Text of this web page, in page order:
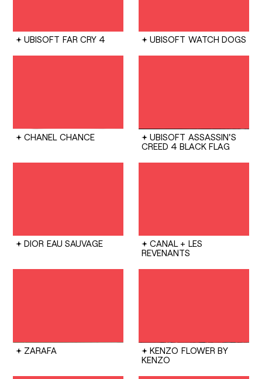
UBISOFT FAR CRY 4 UBISOFT WATCH DOGS
CHANEL CHANCE UBISOFT ASSASSIN'S
CREED 4 BLACK FLAG
DIOR EAU SAUVAGE CANAL + LES
REVENANTS
ZARAFA KENZO FLOWER BY
KENZO